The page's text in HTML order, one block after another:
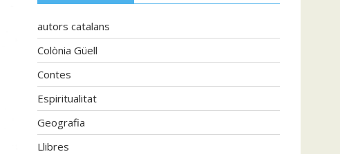
autors catalans
Colònia Güell
Contes
Espiritualitat
Geografia
Llibres